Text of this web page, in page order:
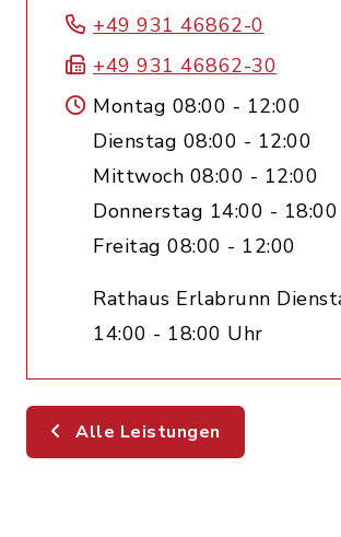
+49 931 46862-0
+49 931 46862-30
Montag 08:00 - 12:00
Dienstag 08:00 - 12:00
Mittwoch 08:00 - 12:00
Donnerstag 14:00 - 18:00
Freitag 08:00 - 12:00
Rathaus Erlabrunn
14:00 - 18:00 Uhr
Alle Leistungen